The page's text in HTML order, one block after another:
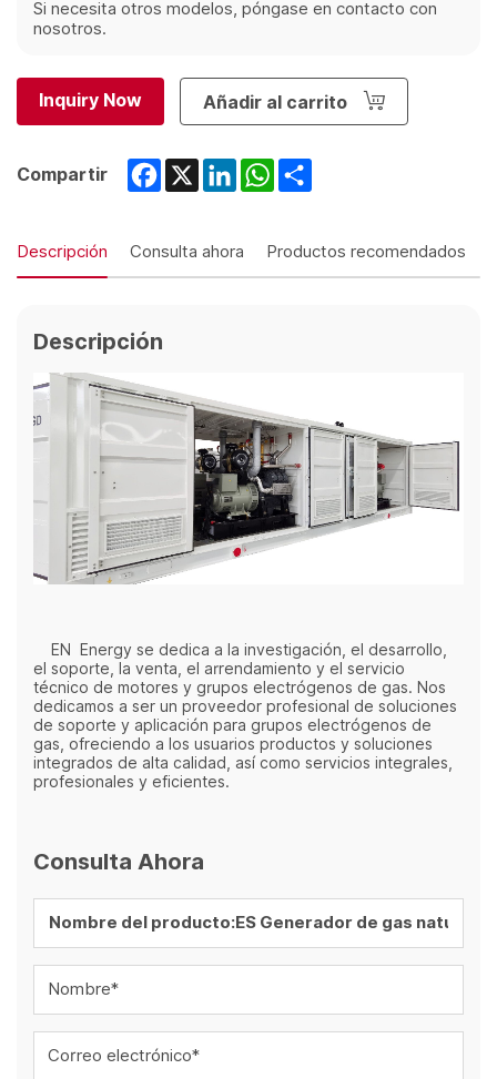
Si necesita otros modelos, póngase en contacto con
nosotros.
Inquiry Now Añadir al carrito
Compartir Facebook
X LinkedInWhatsApp
Descripción Consulta ahora Productos recomendados
Descripción
EN Energy se dedica a la investigación, el desarrollo,
el soporte, la venta, el arrendamiento y el servicio
técnico de motores y grupos electrógenos de gas. Nos
dedicamos a ser un proveedor profesional de soluciones
de soporte y aplicación para grupos electrógenos de
gas, ofreciendo a los usuarios productos y soluciones
integrados de alta calidad, así como servicios integrales,
profesionales y eficientes.
Consulta Ahora
Nombre*
Correo electrónico*